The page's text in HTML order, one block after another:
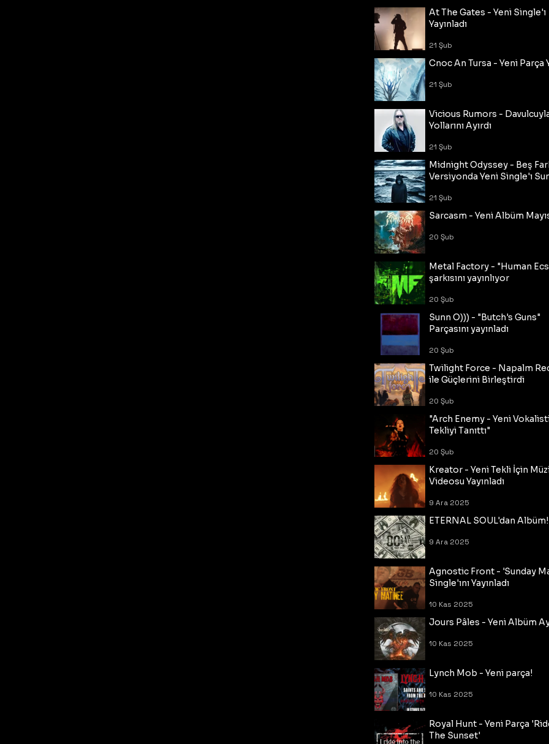
At The Gates - Yeni Single'ı
Yayınladı
21 Şub
Cnoc An Tursa - Yeni Parça
21 Şub
Vicious Rumors -
Yollarını Ayırdı
21 Şub
Midnight Odyssey - Beş
Versiyonda Yeni Single'ı
21 Şub
Sarcasm - Yeni Albüm
20 Şub
Metal Factory - "Human
şarkısını yayınlıyor
20 Şub
Sunn O))) - "Butch's Guns"
Parçasını yayınladı
20 Şub
Twilight Force - Napalm
ile Güçlerini Birleştirdi
20 Şub
"Arch Enemy - Yeni
Tekliyi Tanıttı"
20 Şub
Kreator - Yeni Tekli İçin
Videosu Yayınladı
9 Ara 2025
ETERNAL SOUL'dan Albüm!
9 Ara 2025
Agnostic Front - 'Sunday
Single'ını Yayınladı
10 Kas 2025
Jours Pâles - Yeni Albüm
10 Kas 2025
Lynch Mob - Yeni parça!
10 Kas 2025
Royal Hunt - Yeni Parça
The Sunset'